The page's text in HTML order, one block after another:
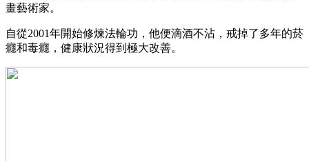
畫藝術家。
自從2001年開始修煉法輪功，他便滴酒不沾，戒掉了多年的菸
癮和毒癮，健康狀況得到極大改善。